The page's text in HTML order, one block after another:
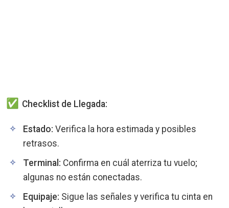
Checklist de Llegada:
Estado: Verifica la hora estimada y posibles
retrasos.
Terminal: Confirma en cuál aterriza tu vuelo;
algunas no están conectadas.
Equipaje: Sigue las señales y verifica tu cinta en